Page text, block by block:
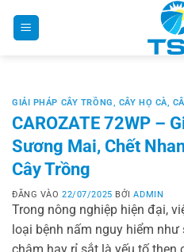
GIẢI PHÁP CÂY TRỒNG, CÂY HỌ CÀ,
CAROZATE 72WP –
Sương Mai, Chết
Cây Trồng
ĐĂNG VÀO22/07/2025 BỞIADMIN
Trong nông nghiệp hiện đại,
loại bệnh nấm nguy hiểm